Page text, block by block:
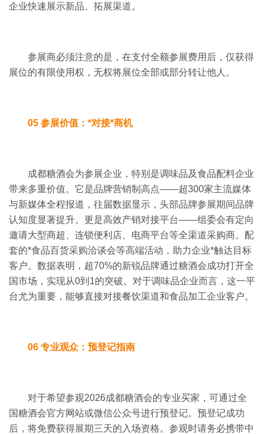
企业快速展示新品、拓展渠道。
参展商必须注意的是，在支付全额参展费用后，仅获得
展位的有限使用权，无权将展位全部或部分转让他人。
05 参展价值：*对接*商机
成都糖酒会为参展企业，特别是调味品及食品配料企业
带来多重价值。 它是品牌营销制高点——超300家主流媒体
与新媒体全程报道，往届数据显示，头部品牌参展期间品牌
认知度显著提升。 更是高效产销对接平台——组委会有定向
邀请大型商超、连锁便利店、电商平台等全渠道采购商。 配
套的*食品百货采购洽谈会等高端活动，助力企业*触达目标
客户。 数据表明，超70%的新锐品牌通过糖酒会成功打开全
国市场，实现从0到 1的突破。 对于调味品企业而言，这一平
台尤为重要，能够直接对接餐饮渠道和食品加工企业客户。
06 专业观众：预登记指南
对于希望参观2026成都糖酒会的专业买家，可通过全
国糖酒会官方网站或微信公众号进行预登记。 预登记成功
后，将免费获得展期三天的入场资格。 参观时请务必携带中